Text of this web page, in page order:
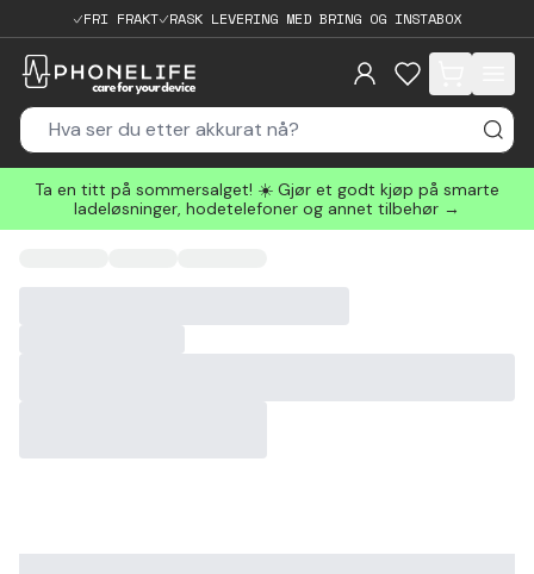
FRI FRAKT RASK LEVERING MED BRING OG INSTABOX
items in cart,
Ta en titt på sommersalget! ☀️ Gjør et godt kjøp på smarte
ladeløsninger, hodetelefoner og annet tilbehør →